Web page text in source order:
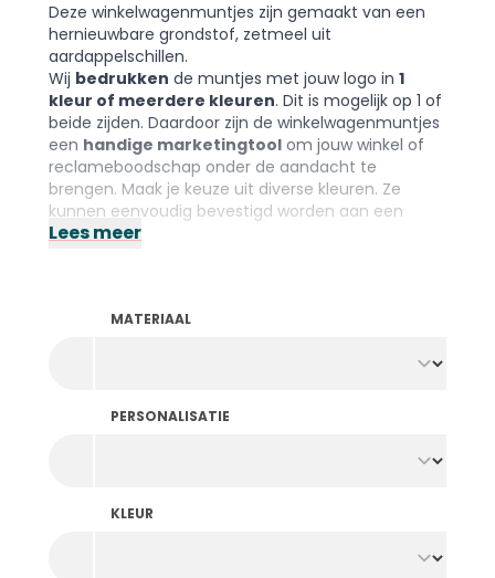
Deze winkelwagenmuntjes zijn gemaakt van een
hernieuwbare grondstof, zetmeel uit
aardappelschillen.
Wij bedrukken de muntjes met jouw logo in 1
kleur of meerdere kleuren. Dit is mogelijk op 1 of
beide zijden. Daardoor zijn de winkelwagenmuntjes
een handige marketingtool om jouw winkel of
reclameboodschap onder de aandacht te
brengen. Maak je keuze uit diverse kleuren. Ze
kunnen eenvoudig bevestigd worden aan een
sleutelbos.
Lees meer
MATERIAAL
PERSONALISATIE
KLEUR